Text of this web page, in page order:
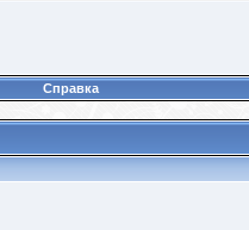
Справка